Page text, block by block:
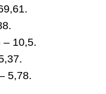
– 10,5.
5,78.